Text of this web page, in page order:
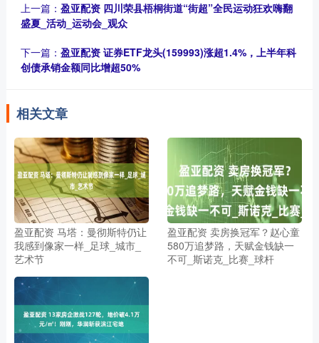
上一篇： 盈亚配资 四川荣县梧桐街道“街超”全民运动狂欢嗨翻
盛夏_活动_运动会_观众
下一篇： 盈亚配资 证券ETF龙头(159993)涨超1.4%，上半年科
创债承销金额同比增超50%
相关文章
盈亚配资 马塔：曼彻斯特仍让
我感到像家一样_足球_城市_
艺术节
盈亚配资 卖房换冠军？赵心童
580万追梦路，天赋金钱缺一
不可_斯诺克_比赛_球杆